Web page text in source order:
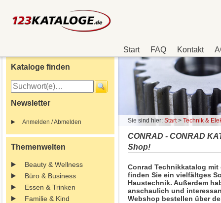
Start FAQ Kontakt
Kataloge finden
Newsletter
Anmelden / Abmelden
Themenwelten
Beauty & Wellness
Büro & Business
Essen & Trinken
Familie & Kind
Sie sind hier: Start> Technik &
CONRAD - CONRAD
Shop!
Conrad Technikkatalog mit
finden Sie ein vielfältges
Haustechnik. Außerdem
anschaulich und
Webshop bestellen über